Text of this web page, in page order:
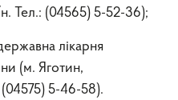
Тел.: (04565) 5-52-36);
лікарня
(м. Яготин,
(04575) 5-46-58).